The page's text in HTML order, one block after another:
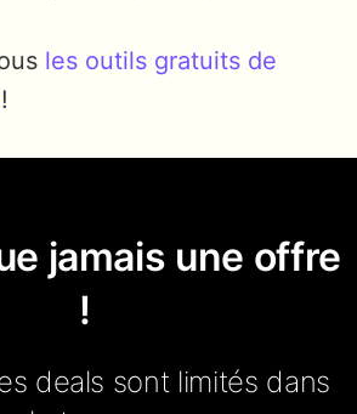
les outils gratuits de
!
jamais une offre
!
deals sont limités dans